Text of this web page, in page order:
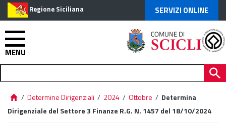
Regione Siciliana SERVIZI ONLINE
MENU
/ Determine Dirigenziali / 2024 / Ottobre / Determina
Dirigenziale del Settore 3 Finanze R.G. N. 1457 del 18/10/2024